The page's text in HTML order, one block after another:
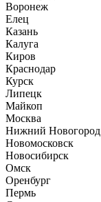
Воронеж
Елец
Казань
Калуга
Киров
Краснодар
Курск
Липецк
Майкоп
Москва
Нижний Новогород
Новомосковск
Новосибирск
Омск
Оренбург
Пермь